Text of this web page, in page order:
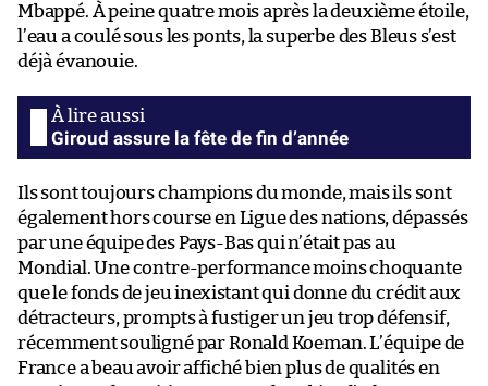
Mbappé. À peine quatre mois après la deuxième étoile,
l’eau a coulé sous les ponts, la superbe des Bleus s’est
déjà évanouie.
Giroud assure la fête de fin d’année
Ils sont toujours champions du monde, mais ils sont
également hors course en Ligue des nations, dépassés
par une équipe des Pays-Bas qui n’était pas au
Mondial. Une contre-performance moins choquante
que le fonds de jeu inexistant qui donne du crédit aux
détracteurs, prompts à fustiger un jeu trop défensif,
récemment souligné par Ronald Koeman. L’équipe de
France a beau avoir affiché bien plus de qualités en